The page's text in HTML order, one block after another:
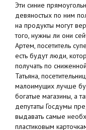
Эти синие
девяностых по ним
на продукты могут
того, нужны ли они
Артем, посетитель
есть будут люди,
получать по
Татьяна,
малоимущих лучше
богатые магазины, а
депутаты Госдумы
выдавать самые
пластиковым